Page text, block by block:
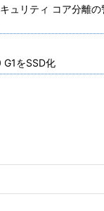
ュリティ コア分離
をSSD化